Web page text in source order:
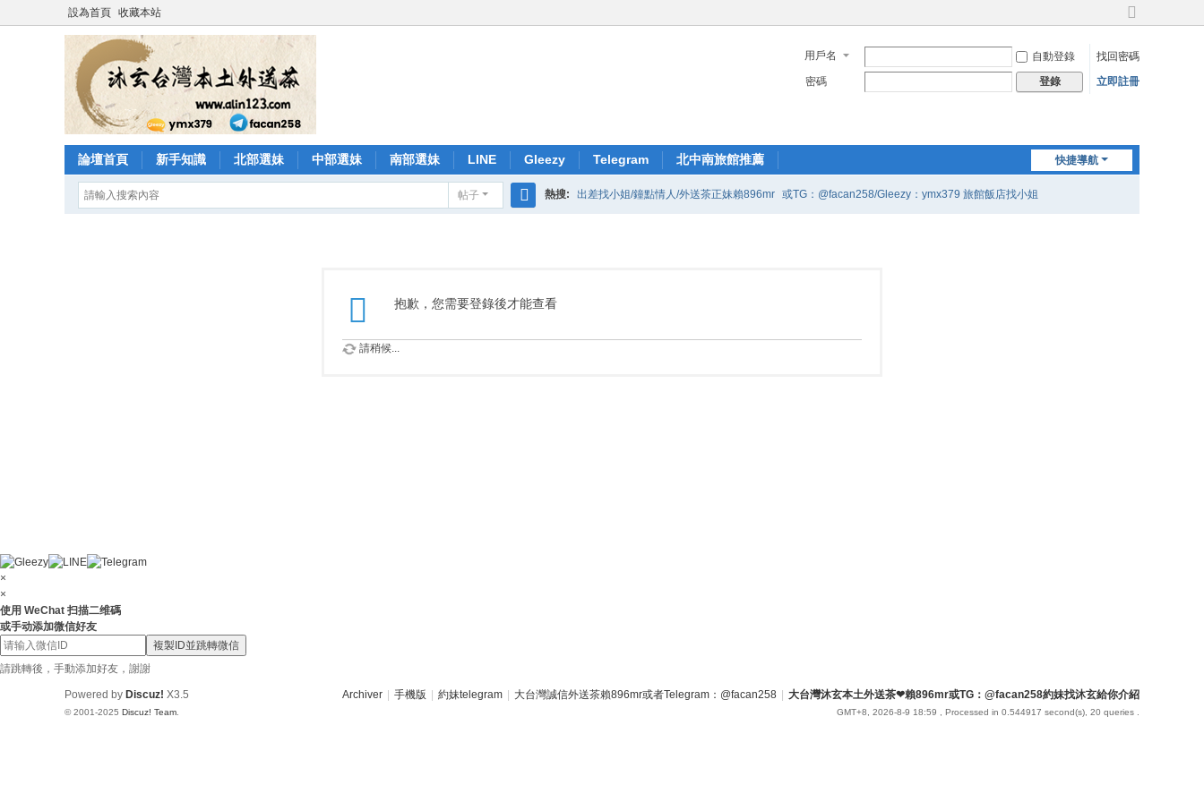
設為首頁 收藏本站
切
到
寬
用戶名 自動登錄
找回密碼
密碼
登錄 立即註冊
快捷導航
論壇首頁 新手知識 北部選妹 中部選妹 南部選妹 LINE Gleezy Telegram 北中南旅館推薦
帖子 熱搜: 出差找小姐/鐘點情人/外送茶正妹賴896mr 或TG：@facan258/Gleezy：ymx379 旅館飯店找小姐
抱歉，您需要登錄後才能查看
請稍候...
×
×
使用 WeChat 扫描二维碼
或手动添加微信好友
複製ID並跳轉微信
請跳轉後，手動添加好友，謝謝
Archiver 手機版 約妹telegram 大台灣誠信外送茶賴896mr或者Telegram：@facan258 大台灣沐玄本土外送茶❤賴896mr或TG：@facan258約妹找沐玄給你介紹
GMT+8, 2026-8-9 18:59 , Processed in 0.544917 second(s), 20 queries .
Powered by Discuz! X3.5
© 2001-2025 Discuz! Team